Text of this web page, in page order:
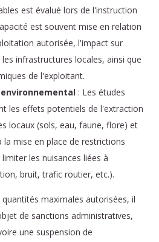
est évalué lors de l'instruction
est souvent mise en relation
autorisée, l'impact sur
infrastructures locales, ainsi que
de l'exploitant.
: Les études
les effets potentiels de l'extraction
locaux (sols, eau, faune, flore) et
la mise en place de restrictions
les nuisances liées à
bruit, trafic routier, etc.).
maximales autorisées, il
de sanctions administratives,
une suspension de